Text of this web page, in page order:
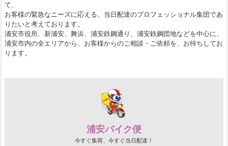
て、
お客様の緊急なニーズに応える、当日配達のプロフェッショナル集団であ
りたいと考えております。
浦安市役所、新浦安、舞浜、浦安鉄鋼通り、浦安鉄鋼団地などを中心に、
浦安市内の全エリアから、お客様からのご相談・ご依頼を、お待ちしてお
ります。
浦安バイク便
今すぐ集荷、今すぐ当日配達！